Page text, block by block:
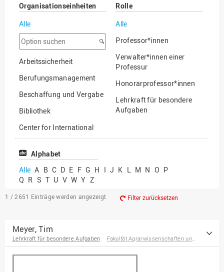
Organisationseinheiten
Alle
Option
suchen
Arbeitssicherheit
Berufungsmanagement
Beschaffung und Vergabe
Bibliothek
Center for International
Mobility
Center for International
Chancengerechtigkeit
eLearning Competence
EU-Büro
Fakultät
Agrarwissenschaften und
Rolle
Alle
Professor*innen
Verwalter*innen einer
Professur
Honorarprofessor*innen
Lehrkraft für besondere
Aufgaben
Professor*innen im
Alphabet
Alle A B C D E F G H I J K L M N O P
Q R S T U V W Y Z
1 / 2651 Einträge werden angezeigt Filter zurücksetzen
Meyer, Tim
Lehrkraft für besondere Aufgaben Fakultät Agrarwissenschaften und Landschaftsarchitektur